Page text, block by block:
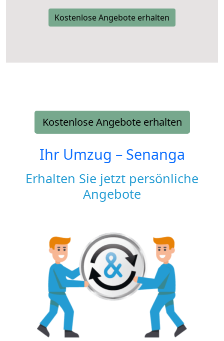
Kostenlose Angebote erhalten
Kostenlose Angebote erhalten
Ihr Umzug – Senanga
Erhalten Sie jetzt persönliche
Angebote